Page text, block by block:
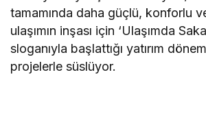
tamamında daha güçlü, konforlu
ulaşımın inşası için ‘Ulaşımda
sloganıyla başlattığı yatırım
projelerle süslüyor.